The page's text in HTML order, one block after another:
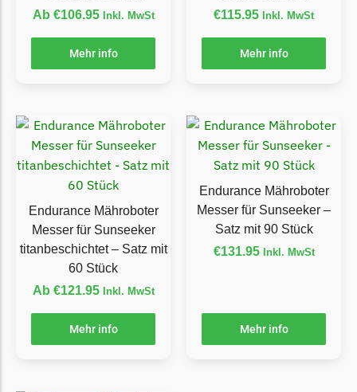
Begrenzungsdraht
Robomow
Scheppach
Scheppach Messer
Begrenzungsdraht
Segway
Sunseeker
Sunseeker Messer
TECH Line
Ab €106.95 Inkl. MwSt
Mehr info
€115.95 Inkl. MwSt
Mehr info
Endurance Mähroboter
Messer für Sunseeker
titanbeschichtet – Satz mit
60 Stück
Ab €121.95 Inkl. MwSt
Mehr info
Endurance Mähroboter
Messer für Sunseeker –
Satz mit 90 Stück
€131.95 Inkl. MwSt
Mehr info